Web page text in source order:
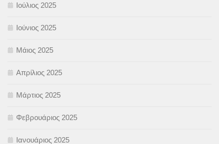
Ιούλιος 2025
Ιούνιος 2025
Μάιος 2025
Απρίλιος 2025
Μάρτιος 2025
Φεβρουάριος 2025
Ιανουάριος 2025